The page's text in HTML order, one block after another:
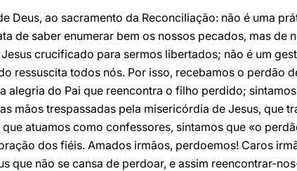
Deus, ao sacramento da Reconciliação: não é uma
de saber enumerar bem os nossos pecados, mas de
crucificado para sermos libertados; não é um
ressuscita todos nós. Por isso, recebamos o perdão
alegria do Pai que reencontra o filho perdido;
mãos trespassadas pela misericórdia de Jesus, que
atuamos como confessores, sintamos que «o
dos fiéis. Amados irmãos, perdoemos! Caros
que não se cansa de perdoar, e assim reencontrar-